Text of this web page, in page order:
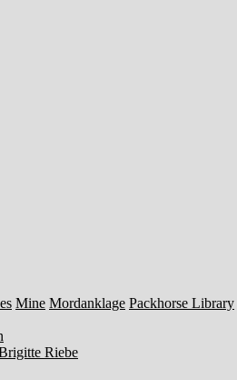
Mine Mordanklage Packhorse Library
Riebe